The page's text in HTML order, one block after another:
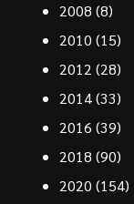
2008 (8)
2010 (15)
2012 (28)
2014(33)
2016 (39)
2018 (90)
2020 (154)